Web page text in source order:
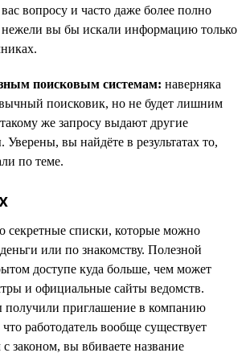
вопросу и часто даже более полно
нежели вы бы искали информацию только
поисковым системам: наверняка
поисковик, но не будет лишним
же запросу выдают другие
вы найдёте в результатах то,
по теме.
секретные списки, которые можно
или по знакомству. Полезной
доступе куда больше, чем может
и официальные сайты ведомств.
получили приглашение в компанию
работодатель вообще существует
законом, вы вбиваете название